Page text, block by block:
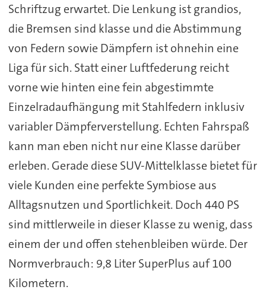
Schriftzug erwartet. Die Lenkung ist grandios,
die Bremsen sind klasse und die Abstimmung
von Federn sowie Dämpfern ist ohnehin eine
Liga für sich. Statt einer Luftfederung reicht
vorne wie hinten eine fein abgestimmte
Einzelradaufhängung mit Stahlfedern inklusiv
variabler Dämpferverstellung. Echten Fahrspaß
kann man eben nicht nur eine Klasse darüber
erleben. Gerade diese SUV-Mittelklasse bietet für
viele Kunden eine perfekte Symbiose aus
Alltagsnutzen und Sportlichkeit. Doch 440 PS
sind mittlerweile in dieser Klasse zu wenig, dass
einem der und offen stehenbleiben würde. Der
Normverbrauch: 9,8 Liter SuperPlus auf 100
Kilometern.